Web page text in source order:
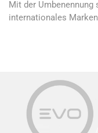
Mit der
internationales